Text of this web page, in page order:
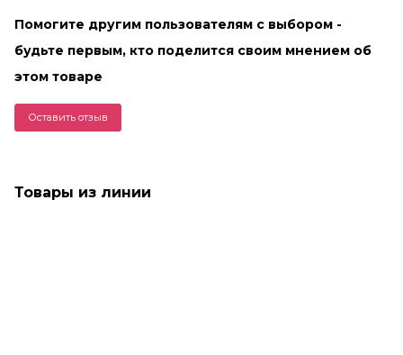
Помогите другим пользователям с выбором -
будьте первым, кто поделится своим мнением об
этом товаре
Оставить отзыв
Товары из линии